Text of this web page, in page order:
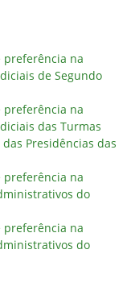
preferência na
de Segundo
preferência na
das Turmas
Presidências das
preferência na
do
preferência na
do